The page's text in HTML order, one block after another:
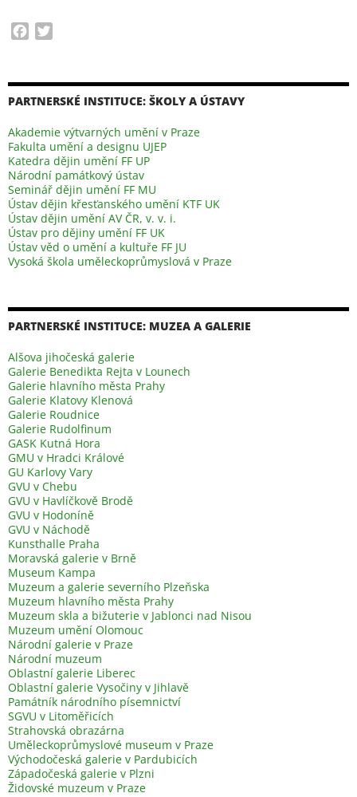
e
b
o
k
t
t
r
PARTNERSKÉ INSTITUCE: ŠKOLY A ÚSTAVY
Akademie výtvarných umění v Praze
Fakulta umění a designu UJEP
Katedra dějin umění FF UP
Národní památkový ústav
Seminář dějin umění FF MU
Ústav dějin křesťanského umění KTF UK
Ústav dějin umění AV ČR, v. v. i.
Ústav pro dějiny umění FF UK
Ústav věd o umění a kultuře FF JU
Vysoká škola uměleckoprůmyslová v Praze
PARTNERSKÉ INSTITUCE: MUZEA A GALERIE
Alšova jihočeská galerie
Galerie Benedikta Rejta v Lounech
Galerie hlavního města Prahy
Galerie Klatovy Klenová
Galerie Roudnice
Galerie Rudolfinum
GASK Kutná Hora
GMU v Hradci Králové
GU Karlovy Vary
GVU v Chebu
GVU v Havlíčkově Brodě
GVU v Hodoníně
GVU v Náchodě
Kunsthalle Praha
Moravská galerie v Brně
Museum Kampa
Muzeum a galerie severního Plzeňska
Muzeum hlavního města Prahy
Muzeum skla a bižuterie v Jablonci nad Nisou
Muzeum umění Olomouc
Národní galerie v Praze
Národní muzeum
Oblastní galerie Liberec
Oblastní galerie Vysočiny v Jihlavě
Památník národního písemnictví
SGVU v Litoměřicích
Strahovská obrazárna
Uměleckoprůmyslové museum v Praze
Východočeská galerie v Pardubicích
Západočeská galerie v Plzni
Židovské muzeum v Praze